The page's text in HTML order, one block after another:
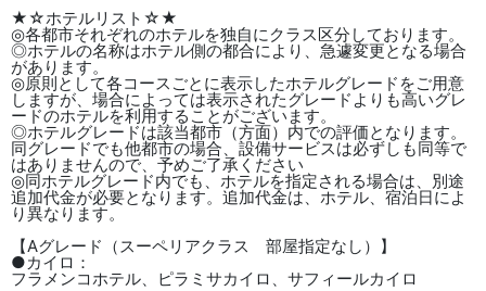
★☆ホテルリスト☆★
◎各都市それぞれのホテルを独自にクラス区分しております。
◎ホテルの名称はホテル側の都合により、急遽変更となる場合
があります。
◎原則として各コースごとに表示したホテルグレードをご用意
しますが、場合によっては表示されたグレードよりも高いグレ
ードのホテルを利用することがございます。
◎ホテルグレードは該当都市（方面）内での評価となります。
同グレードでも他都市の場合、設備サービスは必ずしも同等で
はありませんので、予めご了承ください
◎同ホテルグレード内でも、ホテルを指定される場合は、別途
追加代金が必要となります。追加代金は、ホテル、宿泊日によ
り異なります。
【Aグレード（スーペリアクラス 部屋指定なし）】
●カイロ：
フラメンコホテル、ピラミサカイロ、サフィールカイロ